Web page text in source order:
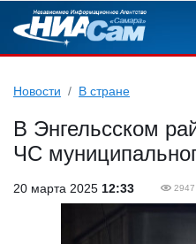
Новости В стране
В Энгельсском
ЧС
20 марта 2025 12:33 2947